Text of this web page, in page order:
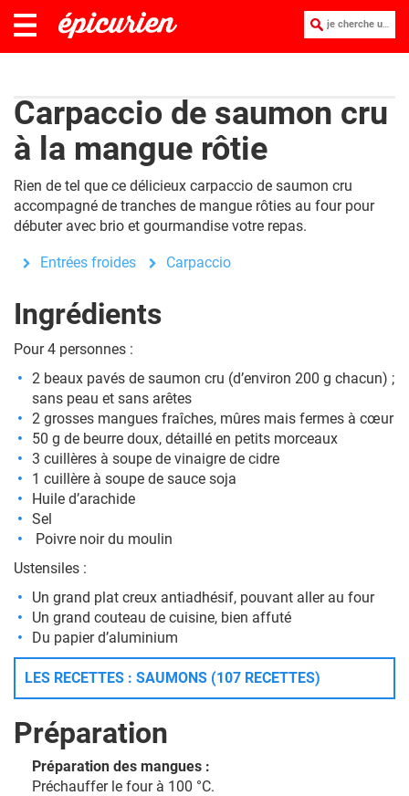
je cherche une recette :
Carpaccio de saumon cru
à la mangue rôtie
Rien de tel que ce délicieux carpaccio de saumon cru
accompagné de tranches de mangue rôties au four pour
débuter avec brio et gourmandise votre repas.
Entrées froides Carpaccio
Ingrédients
Pour 4 personnes :
2 beaux pavés de saumon cru (d’environ 200 g chacun) ;
sans peau et sans arêtes
2 grosses mangues fraîches, mûres mais fermes à cœur
50 g de beurre doux, détaillé en petits morceaux
3 cuillères à soupe de vinaigre de cidre
1 cuillère à soupe de sauce soja
Huile d’arachide
Sel
Poivre noirdu moulin
Ustensiles :
Un grand plat creux antiadhésif, pouvant aller au four
Un grand couteau de cuisine, bien affuté
Du papier d’aluminium
LES RECETTES : SAUMONS (107 RECETTES)
Préparation
Préparation des mangues :
Préchauffer le four à 100 °C.